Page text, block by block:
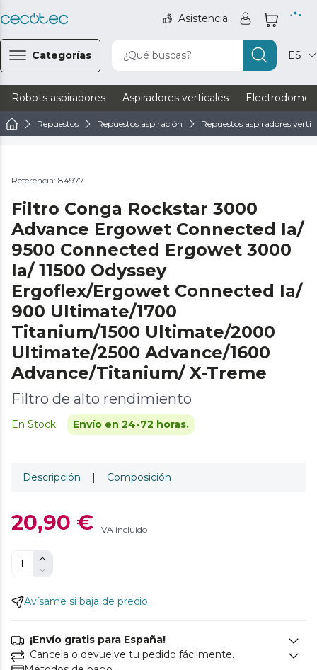
Asistencia
Categorías ¿Qué buscas? ES
Robots aspiradores Aspiradores verticales
Repuestos Repuestos aspiración Repuestos aspiradores
Referencia: 84977
Filtro Conga Rockstar 3000
Advance Ergowet Connected Ia/
9500 Connected Ergowet 3000
Ia/ 11500 Odyssey
Ergoflex/Ergowet Connected Ia/
900 Ultimate/1700
Titanium/1500 Ultimate/2000
Ultimate/2500 Advance/1600
Advance/Titanium/ X-Treme
Filtro de alto rendimiento
En Stock Envío en 24-72 horas.
Descripción | Composición
20,90 € IVA incluido
Avísame si baja de precio
¡Envío gratis para España!
Cancela o devuelve tu pedido fácilmente.